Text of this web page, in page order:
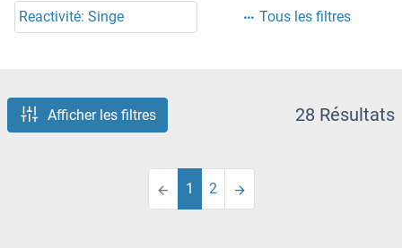
Reactivité: Singe Tous les filtres
Afficher les filtres 28 Résultats
1 2